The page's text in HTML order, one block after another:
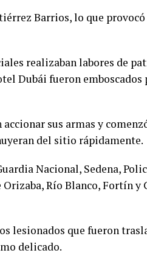
Barrios, lo que
realizaban labores de
Dubái fueron emboscados
sus armas y
del sitio rápidamente.
Nacional, Sedena,
Río Blanco, Fortín y
lesionados que fueron
delicado.